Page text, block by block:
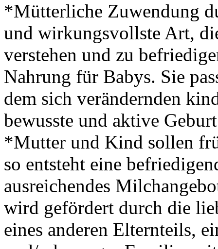
*Mütterliche Zuwendung
und wirkungsvollste Art,
verstehen und zu
Nahrung für Babys. Sie
dem sich verändernden
bewusste und aktive
*Mutter und Kind sollen
so entsteht eine
ausreichendes
wird gefördert durch die
eines anderen Elternteils,